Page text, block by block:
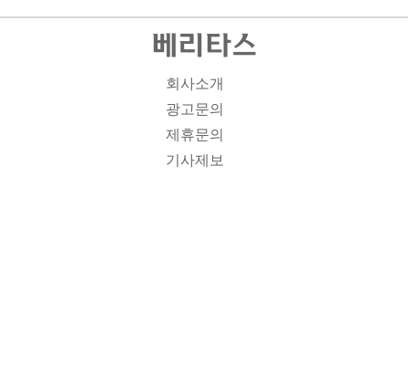
회사소개
광고문의
제휴문의
기사제보